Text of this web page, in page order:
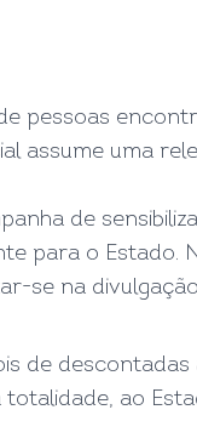
pessoas
assume uma
de
para o Estado.
se na
de descontadas
ao